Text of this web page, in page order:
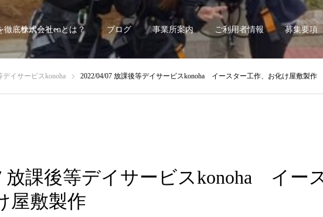
徹底サポート~
株式会社enとは？ ブログ 事業所案内 ご利用者情報 募集要項
デイサービスkonoha 2022/04/07 放課後等デイサービスkonoha イースター工作、お化け屋敷製作
放課後等デイサービスkonoha イー
屋敷製作